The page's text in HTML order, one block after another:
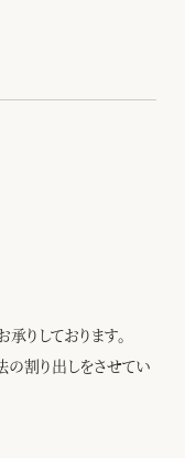
りしております。
割り出しをさせてい